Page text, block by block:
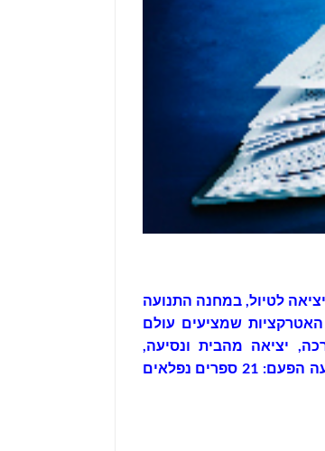
לטיול, במחנה התנועה
שמציעים עולם
יציאה מהבית ונסיעה,
התארגנות ממושכת ואפילו שיחה: קריאת ספרים. וההצעה הפעם: 21 ספרים נפלאים